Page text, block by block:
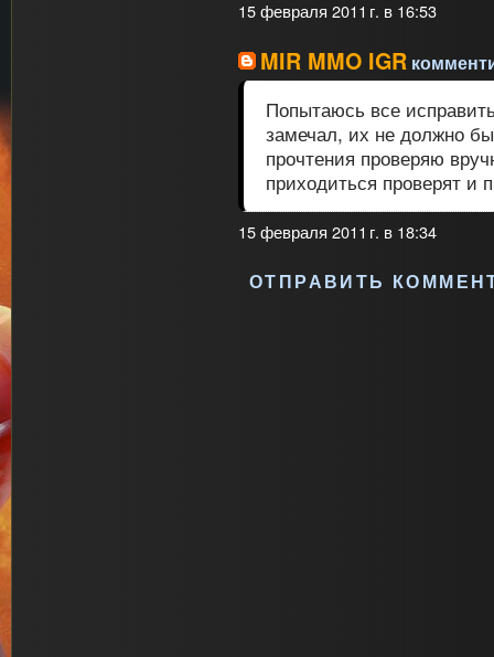
15 февраля 2011 г. в 16:53
MIR MMO IGR
Попытаюсь все
замечал, их не должно
прочтения проверяю
приходиться проверят и
15 февраля 2011 г. в 18:34
ОТПРАВИТЬ